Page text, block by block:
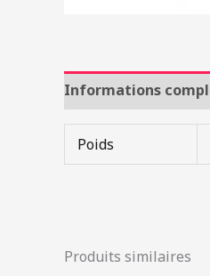
Informations
Poids
Produits similaires